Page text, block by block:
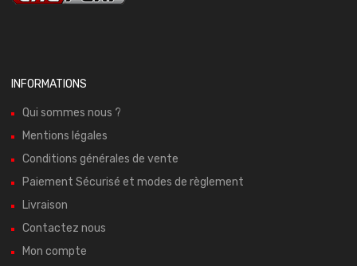
INFORMATIONS
Qui sommes nous ?
Mentions légales
Conditions générales de vente
Paiement Sécurisé et modes de règlement
Livraison
Contactez nous
Mon compte